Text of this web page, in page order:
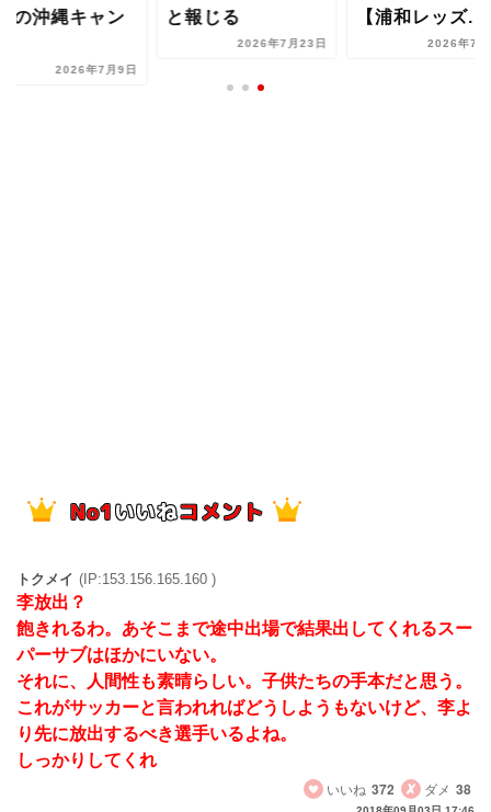
の沖縄キャン
2026年7月9日
と報じる
2026年7月23日
【浦和レッズ...
2026年7
トクメイ (IP:153.156.165.160 )
李放出？
飽きれるわ。あそこまで途中出場で結果出してくれるスー
パーサブはほかにいない。
それに、人間性も素晴らしい。子供たちの手本だと思う。
これがサッカーと言われればどうしようもないけど、李よ
り先に放出するべき選手いるよね。
しっかりしてくれ
いいね 372 ダメ 38